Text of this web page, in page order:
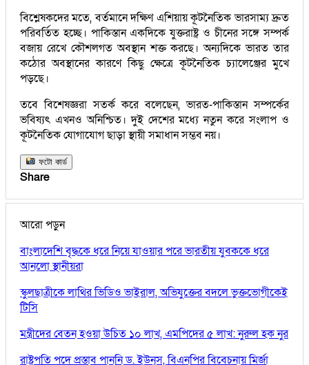
বিশ্লেষকদের মতে, বর্তমানে দক্ষিণ এশিয়ায় কূটনৈতিক ভারসাম্য দ্রুত
পরিবর্তিত হচ্ছে। পাকিস্তান একদিকে যুক্তরাষ্ট্র ও চীনের সঙ্গে সম্পর্ক
বজায় রেখে কৌশলগত অবস্থান শক্ত করছে। অন্যদিকে ভারত তার
কঠোর অবস্থানের কারণে কিছু ক্ষেত্রে কূটনৈতিক চ্যালেঞ্জের মুখে
পড়ছে।
তবে বিশেষজ্ঞরা সতর্ক করে বলেছেন, ভারত-পাকিস্তান সম্পর্কের
ভবিষ্যৎ এখনও অনিশ্চিত। দুই দেশের মধ্যে নতুন করে সংলাপ ও
কূটনৈতিক যোগাযোগ ছাড়া স্থায়ী সমাধান সম্ভব নয়।
ফটো কার্ড
Share
আরো পড়ুন
বাংলাদেশি বৃদ্ধকে ধরে নিয়ে যাওয়ার পরে ভারতীয় যুবককে ধরে
আনলো স্থানীয়রা
স্কুলছাত্রীকে লাথির ভিডিও ভাইরাল, অভিযুক্তের বদলে ভুক্তভোগীকেই
টিসি
মন্ত্রীদের বেতন হওয়া উচিত ১০ লাখ, এমপিদের ৫ লাখ: নুরুল হক নুর
রাষ্ট্রপতি পদে প্রস্তাব পাননি ড. ইউনূস, বিএনপির বিবেচনায় মির্জা